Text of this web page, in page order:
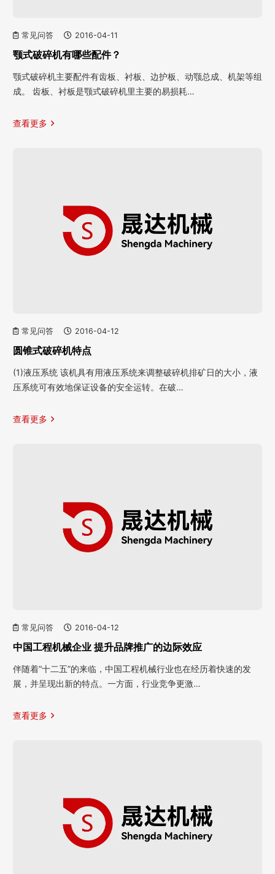
常见问答 2016-04-11
颚式破碎机有哪些配件？
颚式破碎机主要配件有齿板、衬板、边护板、动颚总成、机架等组
成。 齿板、衬板是颚式破碎机里主要的易损耗…
查看更多
常见问答 2016-04-12
圆锥式破碎机特点
(1)液压系统 该机具有用液压系统来调整破碎机排矿日的大小，液
压系统可有效地保证设备的安全运转。在破…
查看更多
常见问答 2016-04-12
中国工程机械企业 提升品牌推广的边际效应
伴随着“十二五”的来临，中国工程机械行业也在经历着快速的发
展，并呈现出新的特点。一方面，行业竞争更激…
查看更多